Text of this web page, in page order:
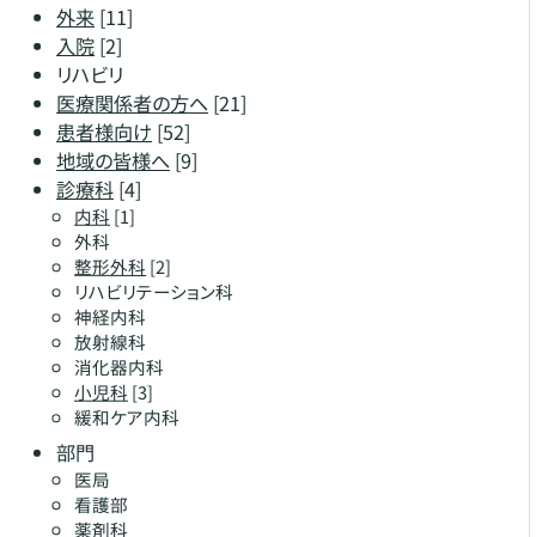
外来[11]
入院[2]
リハビリ
医療関係者の方へ[21]
患者様向け [52]
地域の皆様へ[9]
診療科[4]
内科 [1]
外科
整形外科 [2]
リハビリテーション科
神経内科
放射線科
消化器内科
小児科 [3]
緩和ケア内科
部門
医局
看護部
薬剤科